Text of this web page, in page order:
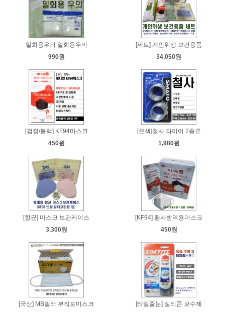
일회용우의 일회용우비
990원
[세트] 개인위생 보건용품
34,050원
[검정/블랙] KF94마스크
450원
[은색]철사 와이어 2종류
1,980원
[항균] 마스크 보관케이스
3,300원
[KF94] 황사방역용마스크
450원
[국산] MB필터 부직포마스크
[타일줄눈] 실리콘 보수제